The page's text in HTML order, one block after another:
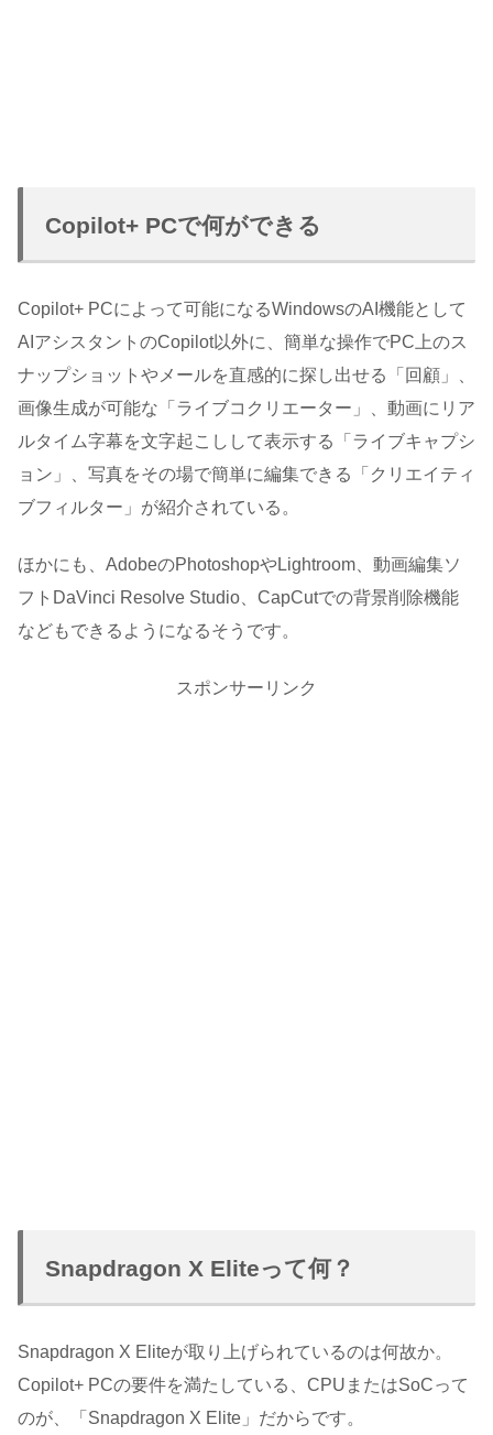
Copilot+ PCで何ができる
Copilot+ PCによって可能になるWindowsのAI機能として
AIアシスタントのCopilot以外に、簡単な操作でPC上のス
ナップショットやメールを直感的に探し出せる「回顧」、
画像生成が可能な「ライブコクリエーター」、動画にリア
ルタイム字幕を文字起こしして表示する「ライブキャプシ
ョン」、写真をその場で簡単に編集できる「クリエイティ
ブフィルター」が紹介されている。
ほかにも、AdobeのPhotoshopやLightroom、動画編集ソ
フトDaVinci Resolve Studio、CapCutでの背景削除機能
などもできるようになるそうです。
スポンサーリンク
Snapdragon X Eliteって何？
Snapdragon X Eliteが取り上げられているのは何故か。
Copilot+ PCの要件を満たしている、CPUまたはSoCって
のが、「Snapdragon X Elite」だからです。